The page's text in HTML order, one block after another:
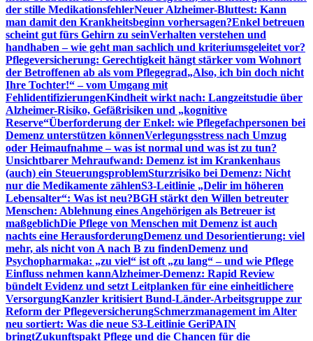
der stille MedikationsfehlerNeuer Alzheimer-Bluttest: Kann
man damit den Krankheitsbeginn vorhersagen?Enkel betreuen
scheint gut fürs Gehirn zu seinVerhalten verstehen und
handhaben – wie geht man sachlich und kriteriumsgeleitet vor?
Pflegeversicherung: Gerechtigkeit hängt stärker vom Wohnort
der Betroffenen ab als vom Pflegegrad„Also, ich bin doch nicht
Ihre Tochter!“ – vom Umgang mit
FehlidentifizierungenKindheit wirkt nach: Langzeitstudie über
Alzheimer-Risiko, Gefäßrisiken und „kognitive
Reserve“Überforderung der Enkel: wie Pflegefachpersonen bei
Demenz unterstützen könnenVerlegungsstress nach Umzug
oder Heimaufnahme – was ist normal und was ist zu tun?
Unsichtbarer Mehraufwand: Demenz ist im Krankenhaus
(auch) ein SteuerungsproblemSturzrisiko bei Demenz: Nicht
nur die Medikamente zählenS3-Leitlinie „Delir im höheren
Lebensalter“: Was ist neu?BGH stärkt den Willen betreuter
Menschen: Ablehnung eines Angehörigen als Betreuer ist
maßgeblichDie Pflege von Menschen mit Demenz ist auch
nachts eine HerausforderungDemenz und Desorientierung: viel
mehr, als nicht von A nach B zu findenDemenz und
Psychopharmaka: „zu viel“ ist oft „zu lang“ – und wie Pflege
Einfluss nehmen kannAlzheimer-Demenz: Rapid Review
bündelt Evidenz und setzt Leitplanken für eine einheitlichere
VersorgungKanzler kritisiert Bund-Länder-Arbeitsgruppe zur
Reform der PflegeversicherungSchmerzmanagement im Alter
neu sortiert: Was die neue S3-Leitlinie GeriPAIN
bringtZukunftspakt Pflege und die Chancen für die